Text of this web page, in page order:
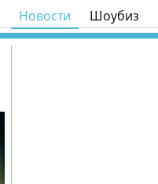
Новости Шоубиз